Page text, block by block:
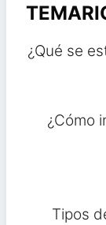
¿Qué se
¿Cómo
Tipos